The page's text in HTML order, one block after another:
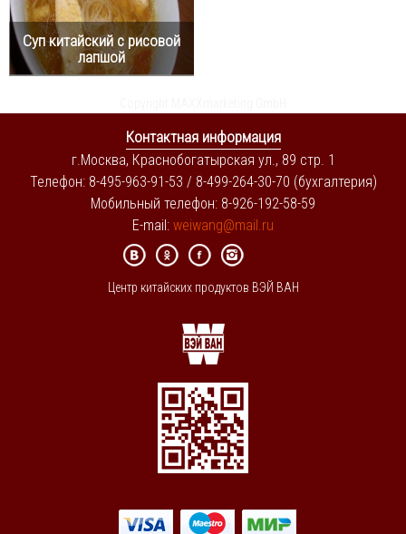
Суп китайский с рисовой
лапшой
Контактная информация
г.Москва, Краснобогатырская ул., 89 стр. 1
Телефон: 8-495-963-91-53 / 8-499-264-30-70 (бухгалтерия)
Мобильный телефон: 8-926-192-58-59
E-mail: weiwang@mail.ru
Центр китайских продуктов ВЭЙ ВАН